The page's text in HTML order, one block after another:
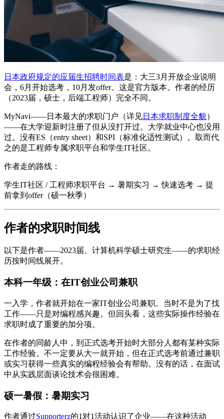
日本政府规定的应届生招聘时间表是：大三3月开放企业说明
会，6月开始选考，10月发offer。这是官方版本。作者的经历
（2023届，硕士，后端工程师）完全不同。
MyNavi——日本最大的求职门户（详见日本求职制度全貌）
——在大学迎新时注册了但从没打开过。大学就业中心也没用
过。没有ES（entry sheet）和SPI（标准化适性测试）。取而代
之的是工程师专属求职平台和学生IT社区。
作者走的路线：
学生IT社区 / 工程师求职平台 → 暑期实习 → 快速选考 → 提
前拿到offer（硕一秋季）
作者的求职时间线
以下是作者——2023届、计算机科学硕士研究生——的求职经
历按时间线展开。
本科一年级：在IT创业公司兼职
一入学，作者就开始在一家IT创业公司兼职。当时不是为了找
工作——只是对编程感兴趣。但回头看，这些实际操作经验在
求职时成了重要的加分项。
在作者的同龄人中，到正式选考开始时大部分人都有某种实际
工作经验。不一定要从大一就开始，但在正式选考前通过兼职
或实习获得一些真实的编程经验会有帮助。没有的话，在面试
中从实践层面谈论技术会很困难。
硕一暑假：暑期实习
作者通过Supporterz的1对1活动认识了企业——在这种活动